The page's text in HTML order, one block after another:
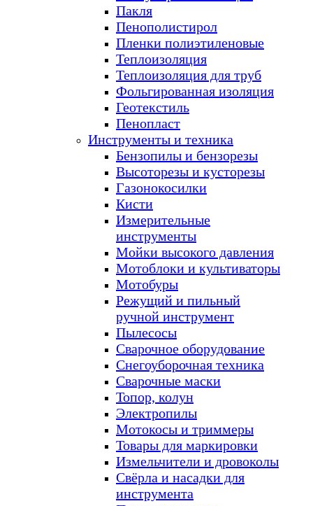
Пакля
Пенополистирол
Пленки полиэтиленовые
Теплоизоляция
Теплоизоляция для труб
Фольгированная изоляция
Геотекстиль
Пенопласт
Инструменты и техника
Бензопилы и бензорезы
Высоторезы и кусторезы
Газонокосилки
Кисти
Измерительные
инструменты
Мойки высокого давления
Мотоблоки и культиваторы
Мотобуры
Режущий и пильный
ручной инструмент
Пылесосы
Сварочное оборудование
Снегоуборочная техника
Сварочные маски
Топор, колун
Электропилы
Мотокосы и триммеры
Товары для маркировки
Измельчители и дровоколы
Свёрла и насадки для
инструмента